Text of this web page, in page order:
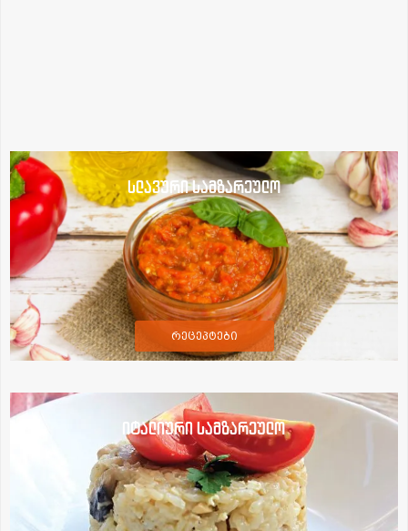
სლავური სამზარეულო
რეცეპტები
იტალიური სამზარეულო